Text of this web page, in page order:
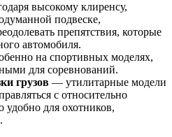
высокому клиренсу,
подвеске,
препятствия, которые
автомобиля.
на спортивных моделях,
для соревнований.
грузов — утилитарные модели
с относительно
удобно для охотников,